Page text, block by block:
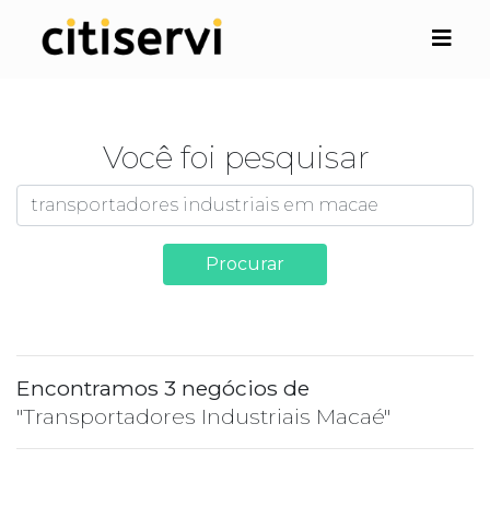
Você foi pesquisar
Procurar
Encontramos 3 negócios de
"Transportadores Industriais Macaé"